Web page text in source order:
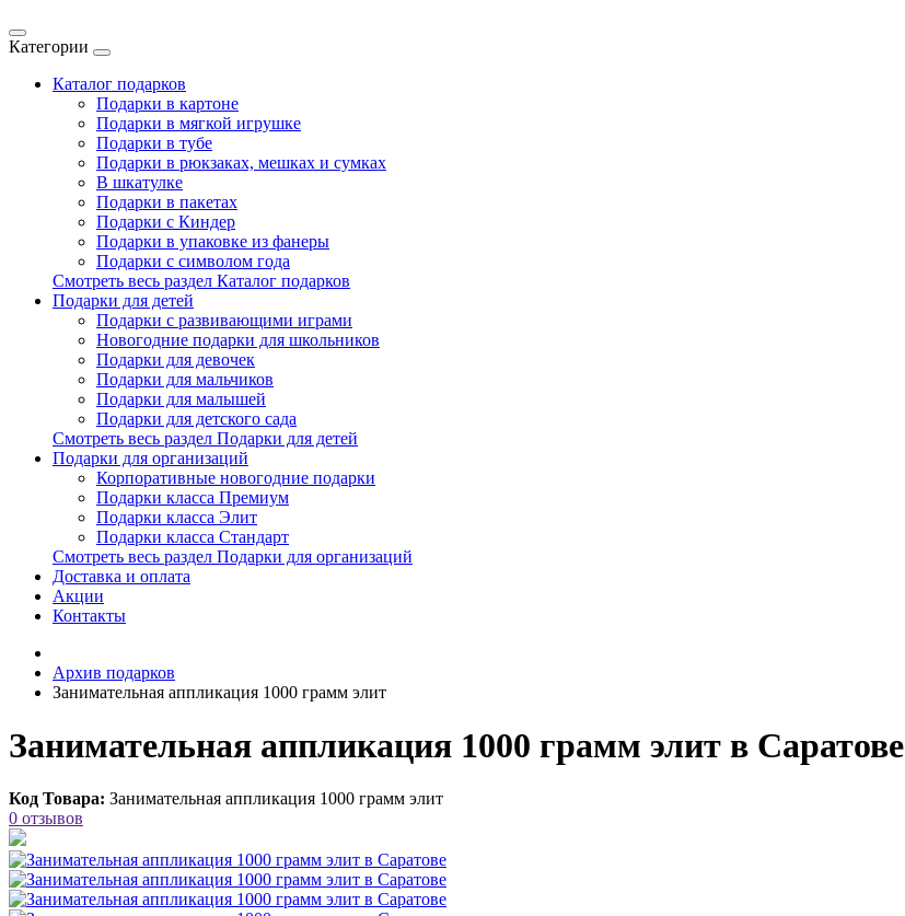
Категории
Каталог подарков
Подарки в картоне
Подарки в мягкой игрушке
Подарки в тубе
Подарки в рюкзаках, мешках и сумках
В шкатулке
Подарки в пакетах
Подарки с Киндер
Подарки в упаковке из фанеры
Подарки с символом года
Смотреть весь раздел Каталог подарков
Подарки для детей
Подарки с развивающими играми
Новогодние подарки для школьников
Подарки для девочек
Подарки для мальчиков
Подарки для малышей
Подарки для детского сада
Смотреть весь раздел Подарки для детей
Подарки для организаций
Корпоративные новогодние подарки
Подарки класса Премиум
Подарки класса Элит
Подарки класса Стандарт
Смотреть весь раздел Подарки для организаций
Доставка и оплата
Акции
Контакты
Архив подарков
Занимательная аппликация 1000 грамм элит
Занимательная аппликация 1000 грамм элит в Саратове
Код Товара: Занимательная аппликация 1000 грамм элит
0 отзывов